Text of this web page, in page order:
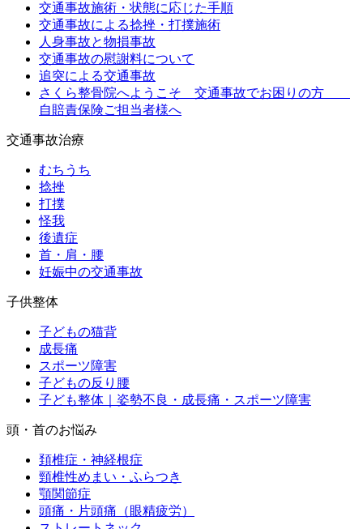
交通事故施術・状態に応じた手順
交通事故による捻挫・打撲施術
人身事故と物損事故
交通事故の慰謝料について
追突による交通事故
さくら整骨院へようこそ 交通事故でお困りの方
自賠責保険ご担当者様へ
交通事故治療
むちうち
捻挫
打撲
怪我
後遺症
首・肩・腰
妊娠中の交通事故
子供整体
子どもの猫背
成長痛
スポーツ障害
子どもの反り腰
子ども整体｜姿勢不良・成長痛・スポーツ障害
頭・首のお悩み
頚椎症・神経根症
頸椎性めまい・ふらつき
顎関節症
頭痛・片頭痛（眼精疲労）